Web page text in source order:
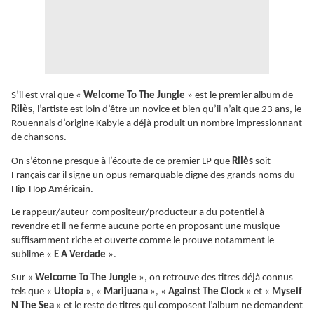
S’il est vrai que « Welcome To The Jungle » est le premier album de
Rilès, l’artiste est loin d’être un novice et bien qu’il n’ait que 23 ans, le
Rouennais d’origine Kabyle a déjà produit un nombre impressionnant
de chansons.
On s’étonne presque à l’écoute de ce premier LP que Rilès soit
Français car il signe un opus remarquable digne des grands noms du
Hip-Hop Américain.
Le rappeur/auteur-compositeur/producteur a du potentiel à
revendre et il ne ferme aucune porte en proposant une musique
suffisamment riche et ouverte comme le prouve notamment le
sublime « E A Verdade ».
Sur « Welcome To The Jungle », on retrouve des titres déjà connus
tels que « Utopia », « Marijuana », « Against The Clock » et « Myself
N The Sea » et le reste de titres qui composent l’album ne demandent